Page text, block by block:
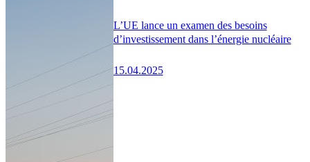
L’UE lance un examen des besoins
d’investissement dans l’énergie nucléaire
15.04.2025